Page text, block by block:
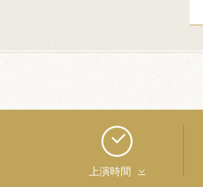
上演時間